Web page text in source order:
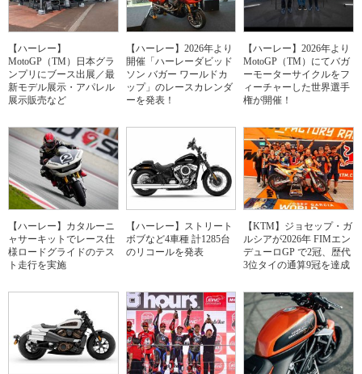
【ハーレー】
MotoGP（TM）日本グラ
ンプリにブース出展／最
新モデル展示・アパレル
展示販売など
【ハーレー】2026年より
開催「ハーレーダビッド
ソン バガー ワールドカ
ップ」のレースカレンダ
ーを発表！
【ハーレー】2026年より
MotoGP（TM）にてバガ
ーモーターサイクルをフ
ィーチャーした世界選手
権が開催！
【ハーレー】カタルーニ
ャサーキットでレース仕
様ロードグライドのテス
ト走行を実施
【ハーレー】ストリート
ボブなど4車種 計1285台
のリコールを発表
【KTM】ジョセップ・ガ
ルシアが2026年 FIMエン
デューロGP で2冠、歴代
3位タイの通算9冠を達成